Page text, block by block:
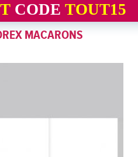
CODE TOUT15
MACARONS